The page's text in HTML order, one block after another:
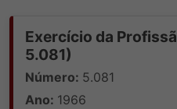
Exercício da
5.081)
Número: 5.081
Ano: 1966